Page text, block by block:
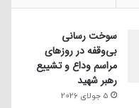
سوخت رسانی
بی‌وقفه در روز‌های
مراسم وداع و تشییع
رهبر شهید
5 جولای 2026